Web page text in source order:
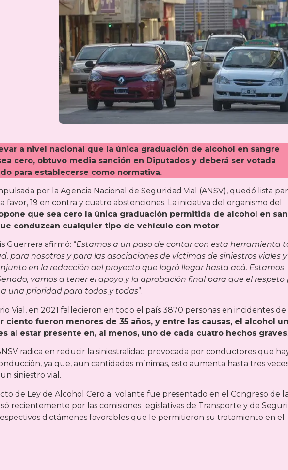
a nivel nacional que la única graduación de alcohol en sangre
cero, obtuvo media sanción en Diputados y deberá ser votada
para establecerse como normativa.
por la Agencia Nacional de Seguridad Vial (ANSV), quedó lista
favor, 19 en contra y cuatro abstenciones. La iniciativa del organismo del
que sea cero la única graduación permitida de alcohol en
conduzcan cualquier tipo de vehículo con motor.
Guerrera afirmó: “Estamos a un paso de contar con esta herramienta
para nosotros y para las asociaciones de víctimas de siniestros viales
en la redacción del proyecto que logró llegar hasta acá. Estamos
vamos a tener el apoyo y la aprobación final para que el respeto
una prioridad para todos y todas”.
Vial, en 2021 fallecieron en todo el país 3870 personas en incidentes de
ciento fueron menores de 35 años, y entre las causas, el alcohol
al estar presente en, al menos, uno de cada cuatro hechos graves.
radica en reducir la siniestralidad provocada por conductores que
ya que, aun cantidades mínimas, esto aumenta hasta tres
siniestro vial.
de Ley de Alcohol Cero al volante fue presentado en el Congreso de la
recientemente por las comisiones legislativas de Transporte y de
dictámenes favorables que le permitieron su tratamiento en el